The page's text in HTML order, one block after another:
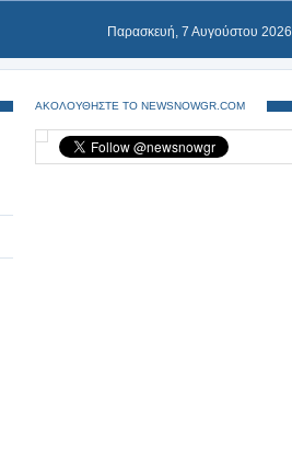
Παρασκευή, 7 Αυγούστου 2026
ΑΚΟΛΟΥΘΗΣΤΕ ΤΟ NEWSNOWGR.COM